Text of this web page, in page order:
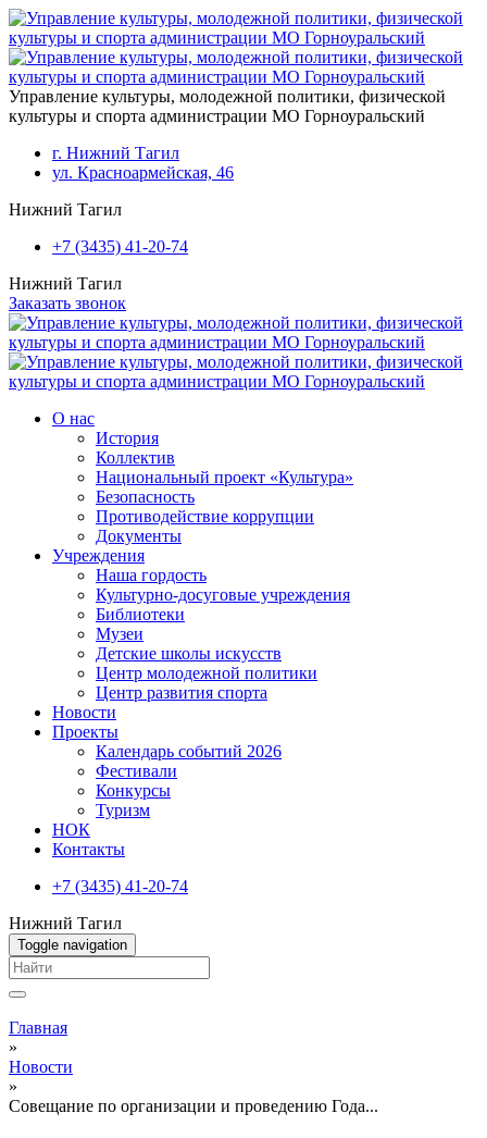
Перейти к основному содержанию
Управление культуры, молодежной политики, физической
культуры и спорта администрации МО Горноуральский
г. Нижний Тагил
ул. Красноармейская, 46
Нижний Тагил
+7 (3435) 41-20-74
Нижний Тагил
Заказать звонок
О нас
История
Коллектив
Национальный проект «Культура»
Безопасность
Противодействие коррупции
Документы
Учреждения
Наша гордость
Культурно-досуговые учреждения
Библиотеки
Музеи
Детские школы искусств
Центр молодежной политики
Центр развития спорта
Новости
Проекты
Календарь событий 2026
Фестивали
Конкурсы
Туризм
НОК
Контакты
+7 (3435) 41-20-74
Нижний Тагил
Toggle navigation
Вы здесь
Главная
»
Новости
»
Совещание по организации и проведению Года...